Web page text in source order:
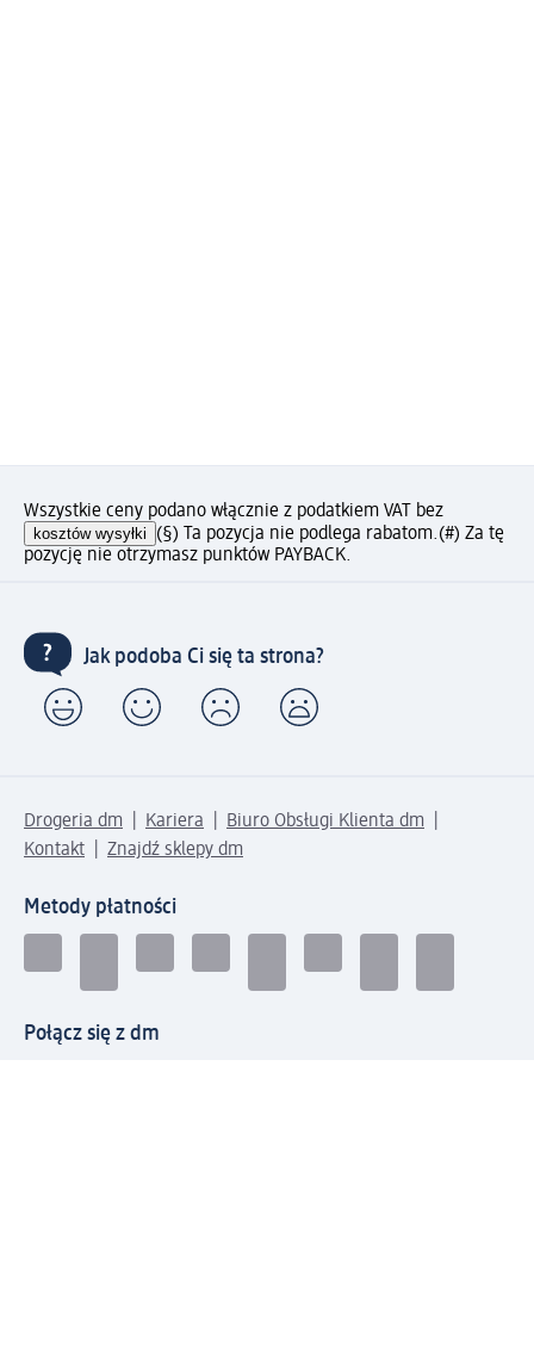
Wszystkie ceny podano włącznie z podatkiem VAT bez
kosztów wysyłki (§) Ta pozycja nie podlega rabatom.(#) Za tę
pozycję nie otrzymasz punktów PAYBACK.
Jak podoba Ci się ta strona?
Drogeria dm Kariera
Biuro Obsługi Klienta dm
Kontakt
Znajdź sklepy dm
Metody płatności
Połącz się z dm